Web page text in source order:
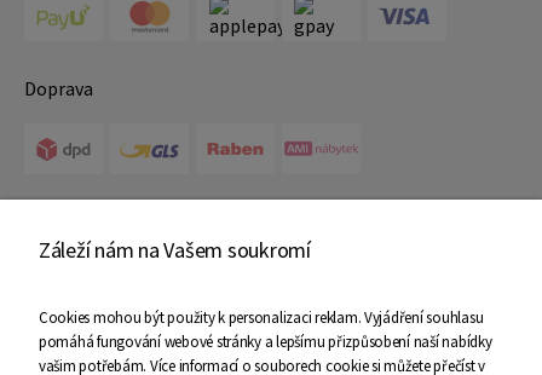
Doprava
Záleží nám na Vašem soukromí
Cookies mohou být použity k personalizaci reklam. Vyjádření souhlasu
pomáhá fungování webové stránky a lepšímu přizpůsobení naší nabídky
vašim potřebám. Více informací o souborech cookie si můžete přečíst v